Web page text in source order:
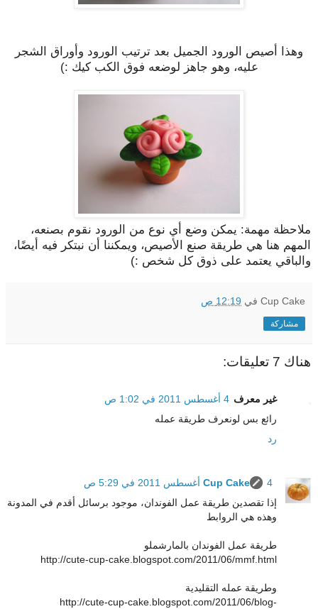
وهذا أصيص الورود الجميل بعد ترتيب الورود وأوراق الشجر
عليه، وهو جاهز لوضعه فوق الكب كيك :)
ملاحظة مهمة: يمكن وضع أي نوع من الورود نقوم بصنعه،
المهم هنا هي طريقة صنع الأصيص، ويمكننا أن نبتكر فيه أيضًا،
والباقي يعتمد على ذوق كل شخص :)
Cup Cake في 12:19 ص
مشاركة
هناك 7 تعليقات:
غير معرف 4 أغسطس 2011 في 1:02 ص
رائع بس لونعرف طريقة عمله
رد
Cup Cake
4 أغسطس 2011 في 5:29 ص
إذا تقصدين طريقة عمل الفوندان، موجود برسائل أقدم في المدونة
وهذه هي الروابط
طريقة عمل الفوندان بالمارشملو
http://cute-cup-cake.blogspot.com/2011/06/mmf.html
وطريقة عمله التقليدية
http://cute-cup-cake.blogspot.com/2011/06/blog-